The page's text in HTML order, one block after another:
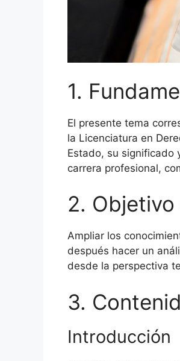
1.
El presente tema
la Licenciatura en
Estado, su significado
carrera profesional,
2.
Ampliar los
después hacer un
desde la perspectiva
3.
Introducción